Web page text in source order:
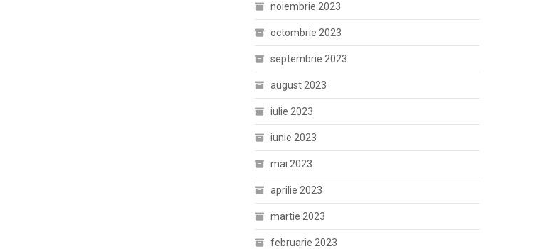
noiembrie 2023
octombrie 2023
septembrie 2023
august 2023
iulie 2023
iunie 2023
mai 2023
aprilie 2023
martie 2023
februarie 2023